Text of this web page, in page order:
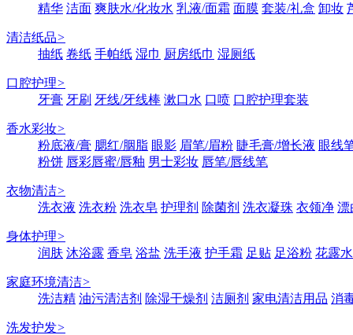
精华 洁面 爽肤水/化妆水 乳液/面霜 面膜 套装/礼盒 卸妆
清洁纸品>
抽纸 卷纸 手帕纸 湿巾 厨房纸巾 湿厕纸
口腔护理>
牙膏 牙刷 牙线/牙线棒 漱口水 口喷 口腔护理套装
香水彩妆>
粉底液/膏 腮红/胭脂 眼影 眉笔/眉粉 睫毛膏/增长液 眼线
粉饼 唇彩唇蜜/唇釉 男士彩妆 唇笔/唇线笔
衣物清洁>
洗衣液 洗衣粉 洗衣皂 护理剂 除菌剂 洗衣凝珠 衣领净 漂
身体护理>
润肤 沐浴露 香皂 浴盐 洗手液 护手霜 足贴 足浴粉 花露水
家庭环境清洁>
洗洁精 油污清洁剂 除湿干燥剂 洁厕剂 家电清洁用品 消
洗发护发>